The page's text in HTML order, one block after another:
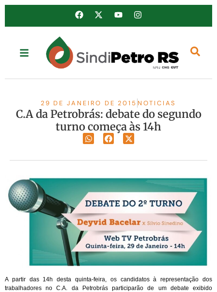
29 DE JANEIRO DE 2015 NOTICIAS
C.A da Petrobrás: debate do segundo
turno começa às 14h
A partir das 14h desta quinta-feira, os candidatos à representação dos
trabalhadores no C.A. da Petrobrás participarão de um debate exibido